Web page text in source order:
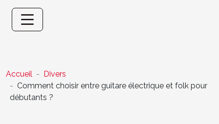
Accueil
Divers
Comment choisir entre guitare électrique et folk pour
débutants ?